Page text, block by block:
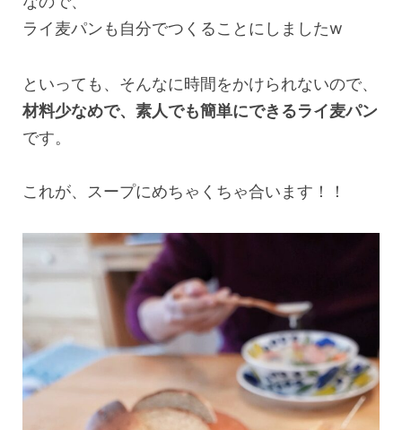
ライ麦パンも自分でつくることにしましたw
といっても、そんなに時間をかけられないので、
材料少なめで、素人でも簡単にできるライ麦パン
です。
これが、スープにめちゃくちゃ合います！！